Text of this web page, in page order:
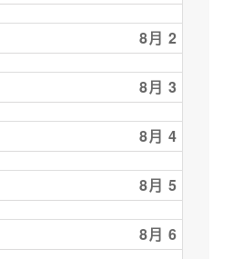
8月 2
8月 3
8月 4
8月 5
8月 6